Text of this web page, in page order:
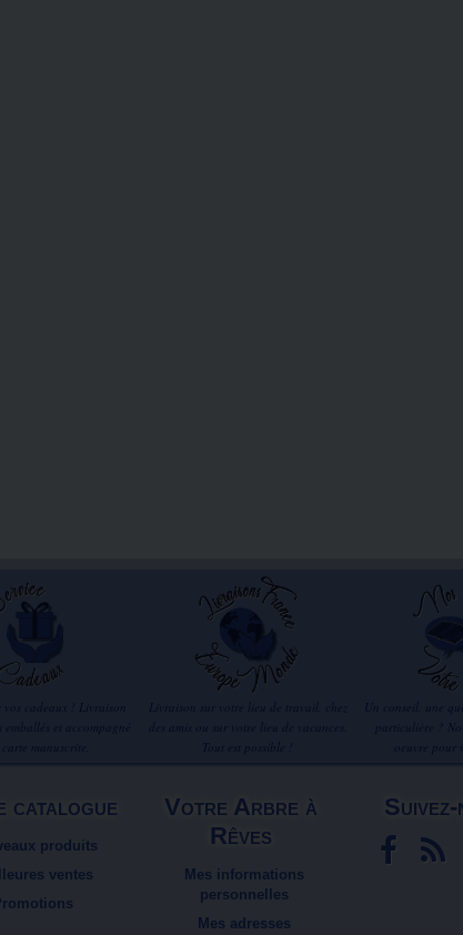
catalogue
produits
ventes
Votre Arbre à
Rêves
Mes informations
personnelles
Mes adresses